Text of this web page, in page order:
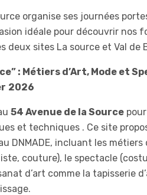
organise ses journées
idéale pour découvrir nos
deux sites La source et Val de
: Métiers d’Art, Mode et
2026
54 Avenue de la Source
et techniques . Ce site
DNMADE, incluant les métiers
couture), le spectacle
d’art comme la tapisserie